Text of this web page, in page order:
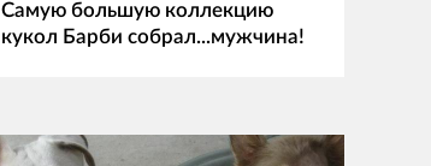
Самую большую коллекцию
кукол Барби собрал...мужчина!